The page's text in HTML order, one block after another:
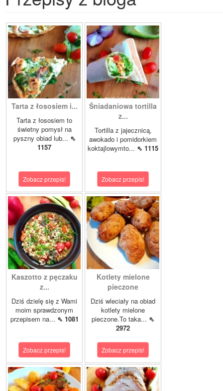
Tarta z łososiem i...
Tarta z łososiem to
świetny pomysł na
pyszny obiad lub... ⇖
1157
Zobacz przepis!
Śniadaniowa tortilla
z...
Tortilla z jajecznicą,
awokado i pomidorkiem
koktajlowymto... ⇖ 1115
Zobacz przepis!
Kaszotto z pęczaku
z...
Dziś dzielę się z Wami
moim sprawdzonym
przepisem na... ⇖ 1081
Zobacz przepis!
Kotlety mielone
pieczone
Dziś wleciały na obiad
kotlety mielone
pieczone.To taka... ⇖
2972
Zobacz przepis!